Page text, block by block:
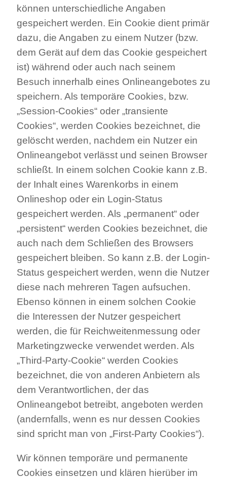
können unterschiedliche Angaben
gespeichert werden. Ein Cookie dient primär
dazu, die Angaben zu einem Nutzer (bzw.
dem Gerät auf dem das Cookie gespeichert
ist) während oder auch nach seinem
Besuch innerhalb eines Onlineangebotes zu
speichern. Als temporäre Cookies, bzw.
„Session-Cookies“ oder „transiente
Cookies“, werden Cookies bezeichnet, die
gelöscht werden, nachdem ein Nutzer ein
Onlineangebot verlässt und seinen Browser
schließt. In einem solchen Cookie kann z.B.
der Inhalt eines Warenkorbs in einem
Onlineshop oder ein Login-Status
gespeichert werden. Als „permanent“ oder
„persistent“ werden Cookies bezeichnet, die
auch nach dem Schließen des Browsers
gespeichert bleiben. So kann z.B. der Login-
Status gespeichert werden, wenn die Nutzer
diese nach mehreren Tagen aufsuchen.
Ebenso können in einem solchen Cookie
die Interessen der Nutzer gespeichert
werden, die für Reichweitenmessung oder
Marketingzwecke verwendet werden. Als
„Third-Party-Cookie“ werden Cookies
bezeichnet, die von anderen Anbietern als
dem Verantwortlichen, der das
Onlineangebot betreibt, angeboten werden
(andernfalls, wenn es nur dessen Cookies
sind spricht man von „First-Party Cookies“).
Wir können temporäre und permanente
Cookies einsetzen und klären hierüber im